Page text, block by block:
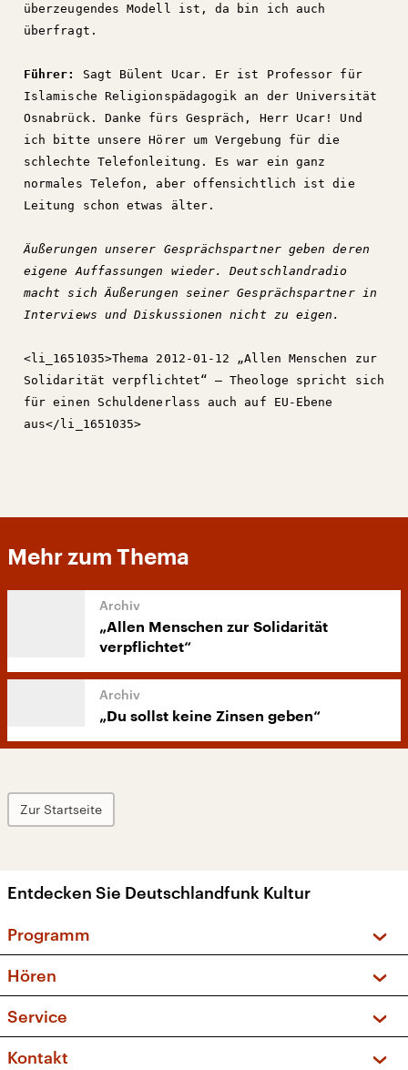
überzeugendes Modell ist, da bin ich auch
überfragt.
Führer:
Sagt Bülent Ucar. Er ist Professor für
Islamische Religionspädagogik an der Universität
Osnabrück. Danke fürs Gespräch, Herr Ucar! Und
ich bitte unsere Hörer um Vergebung für die
schlechte Telefonleitung. Es war ein ganz
normales Telefon, aber offensichtlich ist die
Leitung schon etwas älter.
Äußerungen unserer Gesprächspartner geben deren
eigene Auffassungen wieder. Deutschlandradio
macht sich Äußerungen seiner Gesprächspartner in
Interviews und Diskussionen nicht zu eigen.
<li_1651035>Thema 2012-01-12 „Allen Menschen zur
Solidarität verpflichtet“ – Theologe spricht sich
für einen Schuldenerlass auch auf EU-Ebene
aus</li_1651035>
Mehr zum Thema
„Allen Menschen zur Solidarität
verpflichtet“
„Du sollst keine Zinsen geben“
Zur Startseite
Entdecken Sie Deutschlandfunk Kultur
Programm
Sendungen und Podcasts
Musikliste
Kakadu – Das Kinderprogramm
Hören
Frequenzen (UKW + DAB+)
Service
FAQ
Kontakt